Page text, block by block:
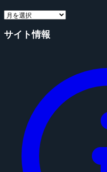
サイト情報